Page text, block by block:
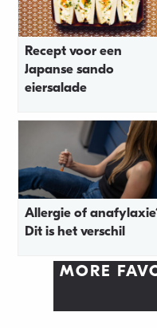
Recept voor een
Japanse sando
eiersalade
Allergie of
Dit is het verschil
MORE